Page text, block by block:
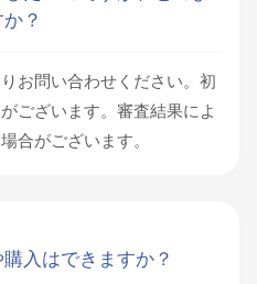
？
お問い合わせください。初
ございます。審査結果によ
合がございます。
入はできますか？